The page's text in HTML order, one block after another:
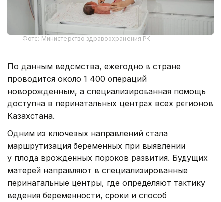
Фото: Министерство здравоохранения РК
По данным ведомства, ежегодно в стране
проводится около 1 400 операций
новорожденным, а специализированная помощь
доступна в перинатальных центрах всех регионов
Казахстана.
Одним из ключевых направлений стала
маршрутизация беременных при выявлении
у плода врожденных пороков развития. Будущих
матерей направляют в специализированные
перинатальные центры, где определяют тактику
ведения беременности, сроки и способ